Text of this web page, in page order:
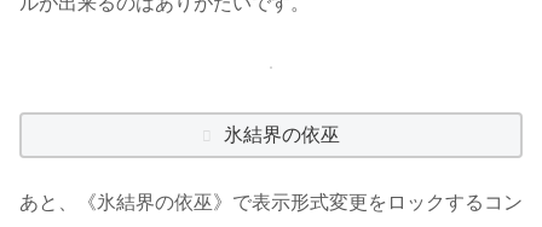
氷結界の依巫
あと、《氷結界の依巫》で表示形式変更をロックするコン